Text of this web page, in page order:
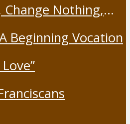
Nothing,
Beginning Vocation